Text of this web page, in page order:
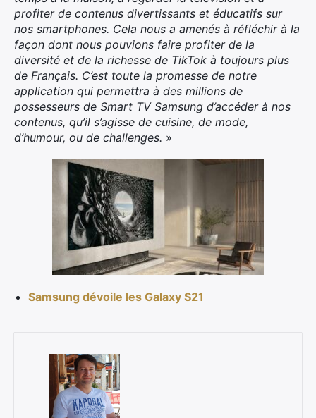
profiter de contenus divertissants et éducatifs sur
nos smartphones. Cela nous a amenés à réfléchir à la
façon dont nous pouvions faire profiter de la
diversité et de la richesse de TikTok à toujours plus
de Français. C’est toute la promesse de notre
application qui permettra à des millions de
possesseurs de Smart TV Samsung d’accéder à nos
contenus, qu’il s’agisse de cuisine, de mode,
d’humour, ou de challenges. »
Samsung dévoile les Galaxy S21